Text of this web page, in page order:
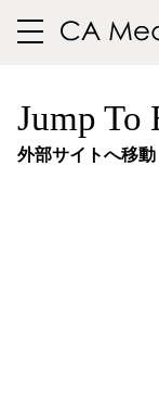
toggle
Jump To
外部サイトへ移動